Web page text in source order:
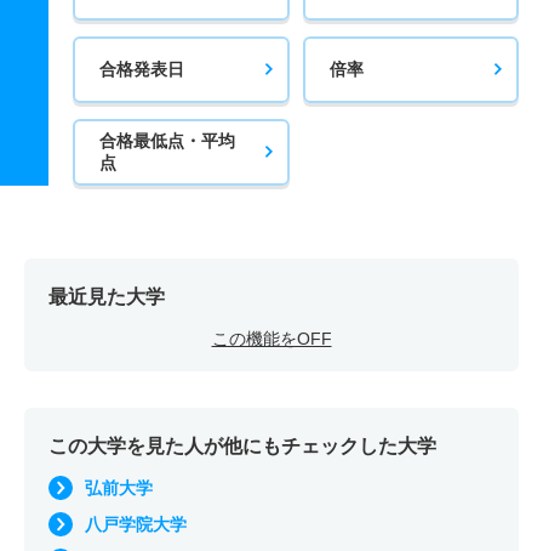
合格発表日 倍率
合格最低点・平均
点
最近見た大学
この機能をOFF
この大学を見た人が他にもチェックした大学
弘前大学
八戸学院大学